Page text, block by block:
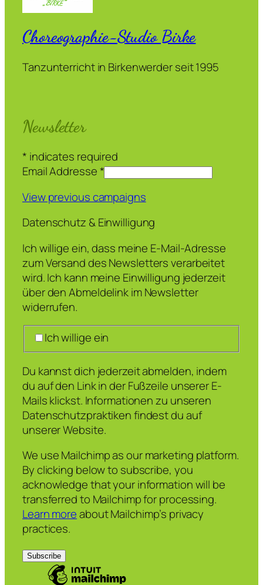
Choreographie-Studio Birke
Tanzunterricht in Birkenwerder seit 1995
Newsletter
* indicates required
Email Addresse*
View previous campaigns
Datenschutz & Einwilligung
Ich willige ein, dass meine E-Mail-Adresse
zum Versand des Newsletters verarbeitet
wird. Ich kann meine Einwilligung jederzeit
über den Abmeldelink im Newsletter
widerrufen.
Ich willige ein
Du kannst dich jederzeit abmelden, indem
du auf den Link in der Fußzeile unserer E-
Mails klickst. Informationen zu unseren
Datenschutzpraktiken findest du auf
unserer Website.
We use Mailchimp as our marketing platform.
By clicking below to subscribe, you
acknowledge that your information will be
transferred to Mailchimp for processing.
Learn moreabout Mailchimp’s privacy
practices.